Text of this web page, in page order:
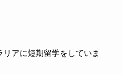
アに短期留学をしていま